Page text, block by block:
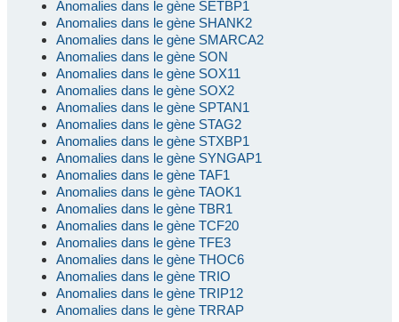
Anomalies dans le gène SETBP1
Anomalies dans le gène SHANK2
Anomalies dans le gène SMARCA2
Anomalies dans le gène SON
Anomalies dans le gène SOX11
Anomalies dans le gène SOX2
Anomalies dans le gène SPTAN1
Anomalies dans le gène STAG2
Anomalies dans le gène STXBP1
Anomalies dans le gène SYNGAP1
Anomalies dans le gène TAF1
Anomalies dans le gène TAOK1
Anomalies dans le gène TBR1
Anomalies dans le gène TCF20
Anomalies dans le gène TFE3
Anomalies dans le gène THOC6
Anomalies dans le gène TRIO
Anomalies dans le gène TRIP12
Anomalies dans le gène TRRAP